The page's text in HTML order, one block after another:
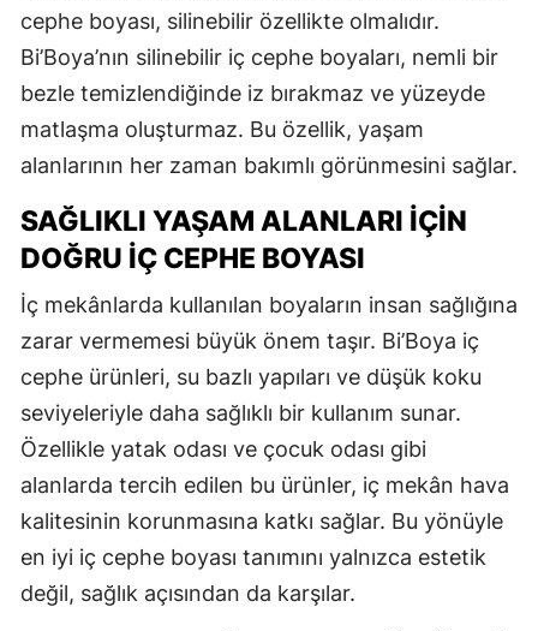
cephe boyası, silinebilir özellikte olmalıdır.
Bi’Boya’nın silinebilir iç cephe boyaları, nemli bir
bezle temizlendiğinde iz bırakmaz ve yüzeyde
matlaşma oluşturmaz. Bu özellik, yaşam
alanlarının her zaman bakımlı görünmesini sağlar.
SAĞLIKLI YAŞAM ALANLARI İÇIN
DOĞRU İÇ CEPHE BOYASI
İç mekânlarda kullanılan boyaların insan sağlığına
zarar vermemesi büyük önem taşır. Bi’Boya iç
cephe ürünleri, su bazlı yapıları ve düşük koku
seviyeleriyle daha sağlıklı bir kullanım sunar.
Özellikle yatak odası ve çocuk odası gibi
alanlarda tercih edilen bu ürünler, iç mekân hava
kalitesinin korunmasına katkı sağlar. Bu yönüyle
en iyi iç cephe boyası tanımını yalnızca estetik
değil, sağlık açısından da karşılar.